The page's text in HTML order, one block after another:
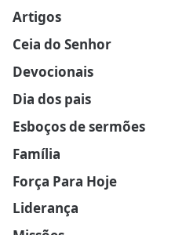
Artigos
Ceia do Senhor
Devocionais
Dia dos pais
Esboços de sermões
Família
Força Para Hoje
Liderança